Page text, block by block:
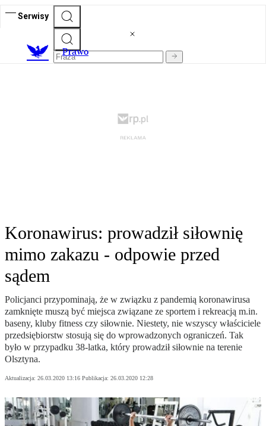
Serwisy
Prawo
Koronawirus: prowadził siłownię
mimo zakazu - odpowie przed
sądem
Policjanci przypominają, że w związku z pandemią koronawirusa
zamknięte muszą być miejsca związane ze sportem i rekreacją m.in.
baseny, kluby fitness czy siłownie. Niestety, nie wszyscy właściciele
przedsiębiorstw stosują się do wprowadzonych ograniczeń. Tak
było w przypadku 38-latka, który prowadził siłownie na terenie
Olsztyna.
Aktualizacja: 26.03.2020 13:16 Publikacja: 26.03.2020 12:28